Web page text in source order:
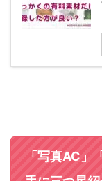
「写真AC 」